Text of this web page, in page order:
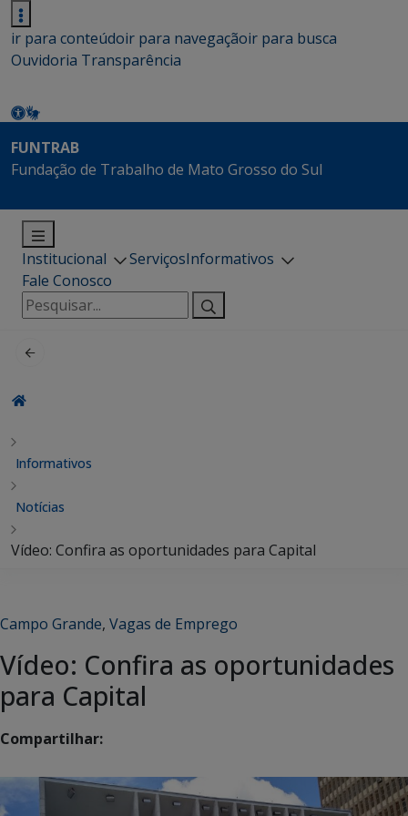
ir para conteúdoir para navegaçãoir para busca
Ouvidoria Transparência
FUNTRAB
Fundação de Trabalho de Mato Grosso do Sul
Institucional ServiçosInformativos
Fale Conosco
Pesquisar
por:
Informativos
Notícias
Vídeo: Confira as oportunidades para Capital
Campo Grande, Vagas de Emprego
Vídeo: Confira as oportunidades
para Capital
Compartilhar: